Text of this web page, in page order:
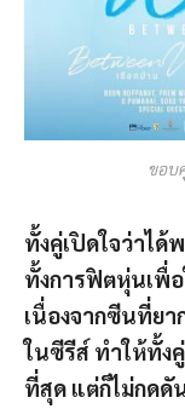
ขอบ
ทั้งคู่เปิดใจว่าได้
ทั้งการฟิตหุ่นเพื่
เนื่องจากซีนที่ย
ในซีรีส์ ทำให้ทั้ง
ที่สุด แต่ก็ไม่กดดั